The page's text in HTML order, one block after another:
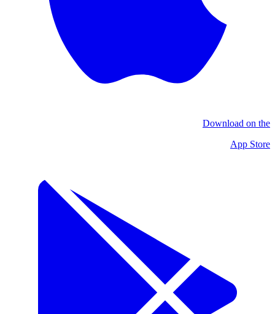
Download on the
App Store